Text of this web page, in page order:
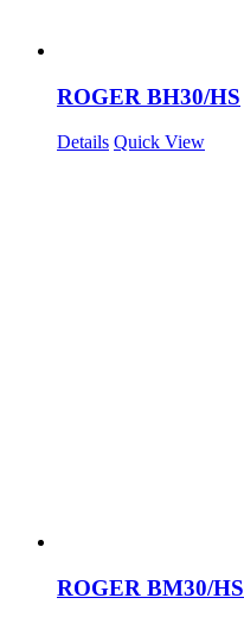
ROGER BH30/HS
Details Quick View
ROGER BM30/HS